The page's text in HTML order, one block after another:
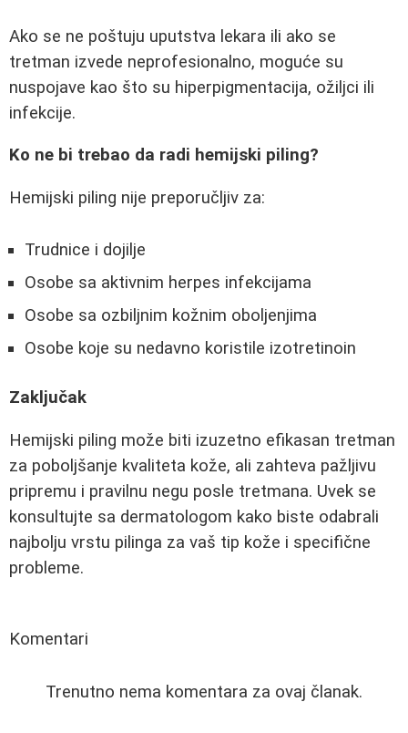
Ako se ne poštuju uputstva lekara ili ako se
tretman izvede neprofesionalno, moguće su
nuspojave kao što su hiperpigmentacija, ožiljci ili
infekcije.
Ko ne bi trebao da radi hemijski piling?
Hemijski piling nije preporučljiv za:
Trudnice i dojilje
Osobe sa aktivnim herpes infekcijama
Osobe sa ozbiljnim kožnim oboljenjima
Osobe koje su nedavno koristile izotretinoin
Zaključak
Hemijski piling može biti izuzetno efikasan tretman
za poboljšanje kvaliteta kože, ali zahteva pažljivu
pripremu i pravilnu negu posle tretmana. Uvek se
konsultujte sa dermatologom kako biste odabrali
najbolju vrstu pilinga za vaš tip kože i specifične
probleme.
Komentari
Trenutno nema komentara za ovaj članak.